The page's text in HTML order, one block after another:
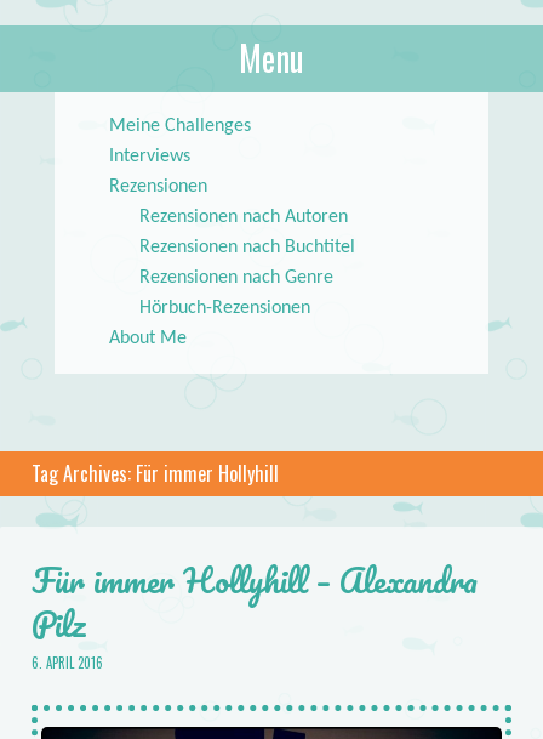
About Books
lilstar.de
Menu
Meine Challenges
Interviews
Rezensionen
Rezensionen nach Autoren
Rezensionen nach Buchtitel
Rezensionen nach Genre
Hörbuch-Rezensionen
About Me
Tag Archives: Für immer Hollyhill
Für immer Hollyhill – Alexandra
Pilz
6. APRIL 2016